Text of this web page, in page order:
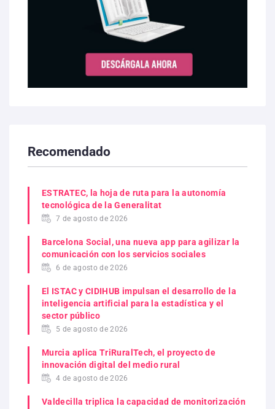
Recomendado
ESTRATEC, la hoja de ruta para la autonomía
tecnológica de la Generalitat
7 de agosto de 2026
Barcelona Social, una nueva app para agilizar la
comunicación con los servicios sociales
6 de agosto de 2026
El ISTAC y CIDIHUB impulsan el desarrollo de la
inteligencia artificial para la estadística y el
sector público
5 de agosto de 2026
Murcia aplica TriRuralTech, el proyecto de
innovación digital del medio rural
4 de agosto de 2026
Valdecilla triplica la capacidad de monitorización